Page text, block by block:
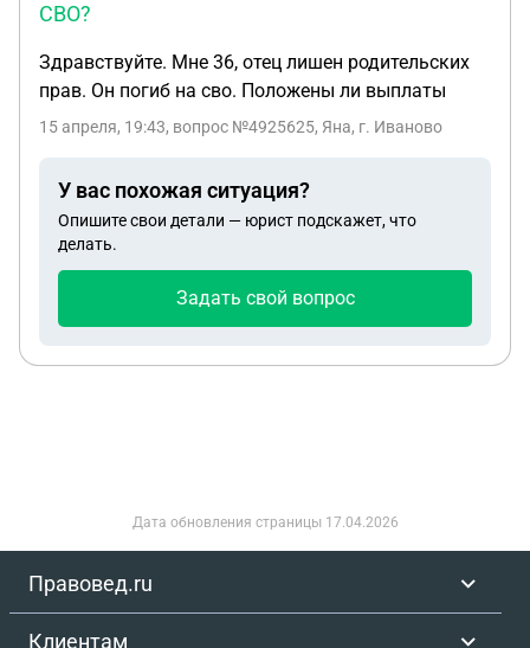
СВО?
Здравствуйте. Мне 36, отец лишен родительских
прав. Он погиб на сво. Положены ли выплаты
15 апреля, 19:43, вопрос №4925625, Яна, г. Иваново
У вас похожая ситуация?
Опишите свои детали — юрист подскажет, что
делать.
Задать свой вопрос
Дата обновления страницы 17.04.2026
Правовед.ru
Клиентам